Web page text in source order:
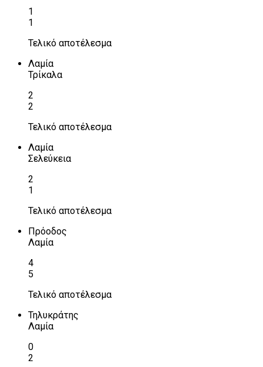
1
1
Τελικό αποτέλεσμα
Λαμία
Τρίκαλα
2
2
Τελικό αποτέλεσμα
Λαμία
Σελεύκεια
2
1
Τελικό αποτέλεσμα
Πρόοδος
Λαμία
4
5
Τελικό αποτέλεσμα
Τηλυκράτης
Λαμία
0
2